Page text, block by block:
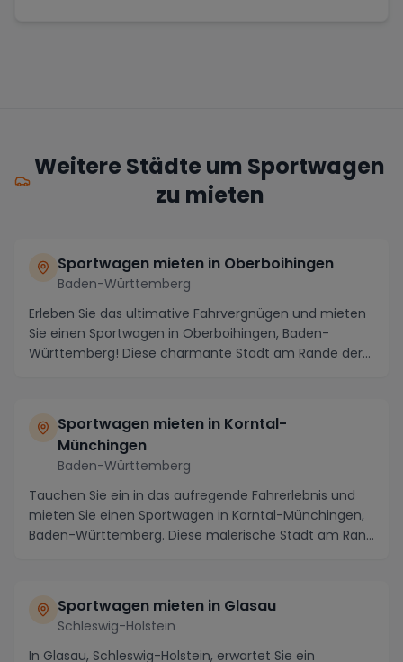
Weitere Städte um Sportwagen
zu mieten
Sportwagen mieten in Oberboihingen
Baden-Württemberg
Erleben Sie das ultimative Fahrvergnügen und mieten
Sie einen Sportwagen in Oberboihingen, Baden-
Württemberg! Diese charmante Stadt am Rande der
Sportwagen mieten in Korntal-
Münchingen
Baden-Württemberg
Tauchen Sie ein in das aufregende Fahrerlebnis und
mieten Sie einen Sportwagen in Korntal-Münchingen,
Baden-Württemberg. Diese malerische Stadt am Ran...
Sportwagen mieten in Glasau
Schleswig-Holstein
In Glasau, Schleswig-Holstein, erwartet Sie ein